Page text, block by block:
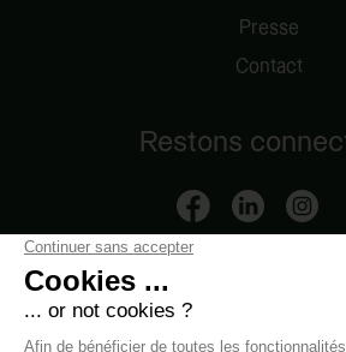
Presse
Contact
Restons
Contact